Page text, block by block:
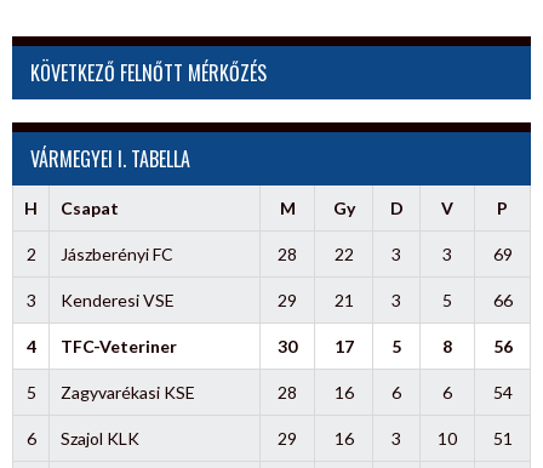
KÖVETKEZŐ FELNŐTT MÉRKŐZÉS
VÁRMEGYEI I. TABELLA
H Csapat M Gy D V P
2 Jászberényi FC 28 22 3 3 69
3 Kenderesi VSE 29 21 3 5 66
4 TFC-Veteriner 30 17 5 8 56
5 Zagyvarékasi KSE 28 16 6 6 54
6 Szajol KLK 29 16 3 10 51